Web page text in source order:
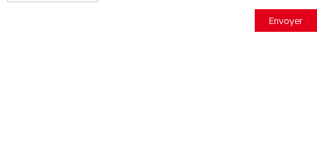
Envoyer